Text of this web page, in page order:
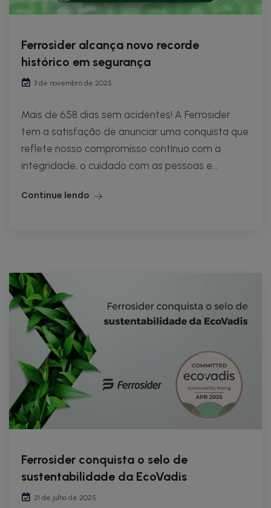
Ferrosider alcança novo recorde
histórico em segurança
3 de novembro de 2025
Mais de 658 dias sem acidentes! A Ferrosider
tem a satisfação de anunciar uma conquista que
reflete nosso compromisso contínuo com a
integridade, o cuidado com as pessoas e...
Continue lendo
Ferrosider conquista o selo de
sustentabilidade da EcoVadis
21 de julho de 2025